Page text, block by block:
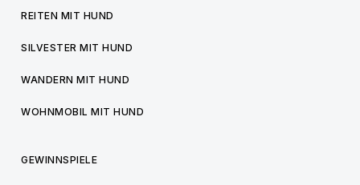
REITEN MIT HUND
SILVESTER MIT HUND
WANDERN MIT HUND
WOHNMOBIL MIT HUND
GEWINNSPIELE